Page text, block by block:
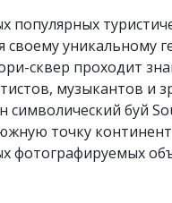
популярных
своему уникальному
сквер проходит
музыкантов и
символический буй
точку
фотографируемых